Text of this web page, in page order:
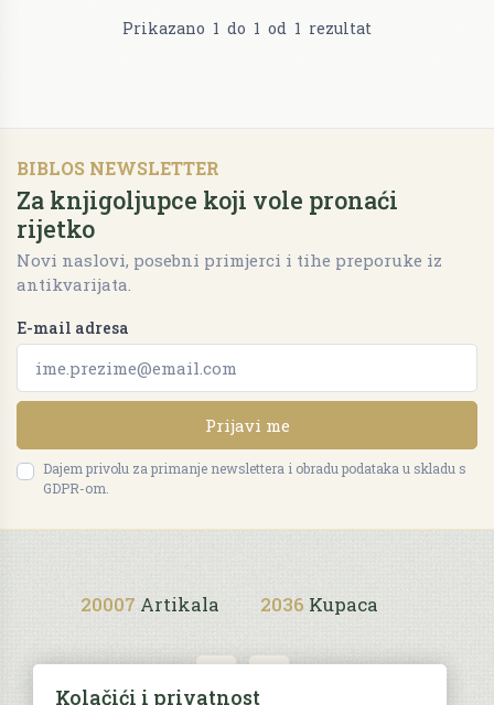
Prikazano 1 do 1 od 1 rezultat
BIBLOS NEWSLETTER
Za knjigoljupce koji vole pronaći
rijetko
Novi naslovi, posebni primjerci i tihe preporuke iz
antikvarijata.
E-mail adresa
Prijavi me
Dajem privolu za primanje newslettera i obradu podataka u skladu s
GDPR-om.
20007 Artikala 2036 Kupaca
Kolačići i privatnost